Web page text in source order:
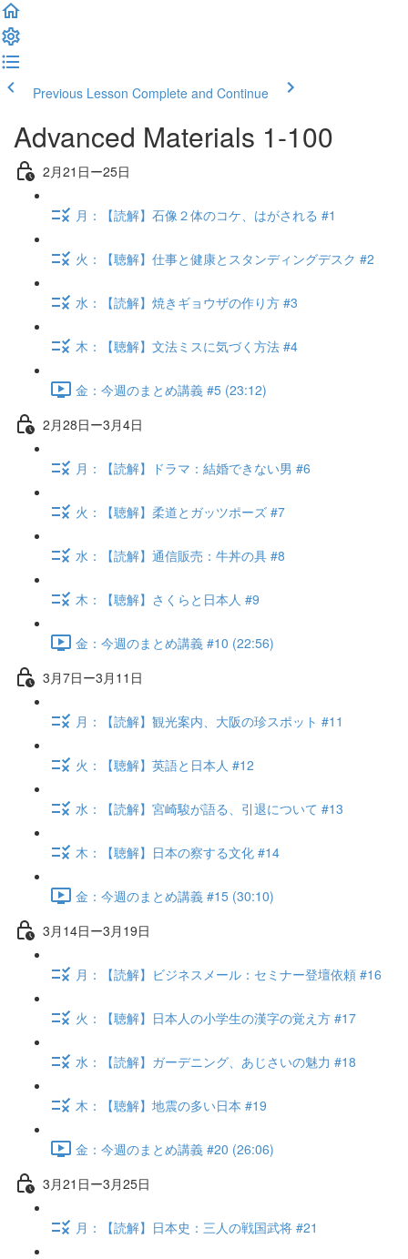
Previous Lesson Complete and Continue
Advanced Materials 1-100
2月21日ー25日
月：【読解】石像２体のコケ、はがされる #1
火：【聴解】仕事と健康とスタンディングデスク #2
水：【読解】焼きギョウザの作り方 #3
木：【聴解】文法ミスに気づく方法 #4
金：今週のまとめ講義 #5 (23:12)
2月28日ー3月4日
月：【読解】ドラマ：結婚できない男 #6
火：【聴解】柔道とガッツポーズ #7
水：【読解】通信販売：牛丼の具 #8
木：【聴解】さくらと日本人 #9
金：今週のまとめ講義 #10 (22:56)
3月7日ー3月11日
月：【読解】観光案内、大阪の珍スポット #11
火：【聴解】英語と日本人 #12
水：【読解】宮崎駿が語る、引退について #13
木：【聴解】日本の察する文化 #14
金：今週のまとめ講義 #15 (30:10)
3月14日ー3月19日
月：【読解】ビジネスメール：セミナー登壇依頼 #16
火：【聴解】日本人の小学生の漢字の覚え方 #17
水：【読解】ガーデニング、あじさいの魅力 #18
木：【聴解】地震の多い日本 #19
金：今週のまとめ講義 #20 (26:06)
3月21日ー3月25日
月：【読解】日本史：三人の戦国武将 #21